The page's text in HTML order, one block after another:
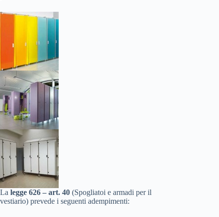
La legge 626 – art. 40 (Spogliatoi e armadi per il
vestiario) prevede i seguenti adempimenti: